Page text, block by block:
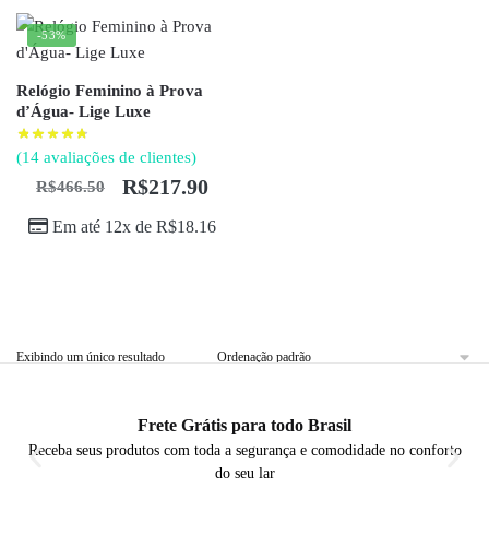
-53%
Relógio Feminino à Prova
d’Água- Lige Luxe
(14 avaliações de clientes)
R$466.50 R$217.90
Em até 12x de R$18.16
Exibindo um único resultado
Frete Grátis para todo Brasil
Receba seus produtos com toda a segurança e comodidade no conforto
do seu lar